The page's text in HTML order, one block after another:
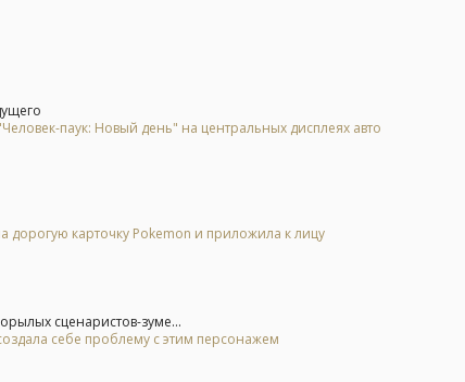
паук: Новый день" на центральных дисплеях авто
дорогую карточку Pokemon и приложила к лицу
сценаристов-зуме...
себе проблему с этим персонажем